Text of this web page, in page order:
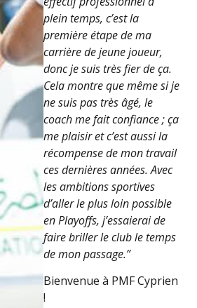
plein temps, c’est la
première étape de ma
carrière de jeune joueur,
donc je suis très fier de ça.
Cela montre que même si je
ne suis pas très âgé, le
coach me fait confiance ; ça
me plaisir et c’est aussi la
récompense de mon travail
ces dernières années. Avec
les ambitions sportives
d’aller le plus loin possible
en Playoffs, j’essaierai de
faire briller le club le temps
de mon passage.”
Bienvenue à PMF Cyprien
!